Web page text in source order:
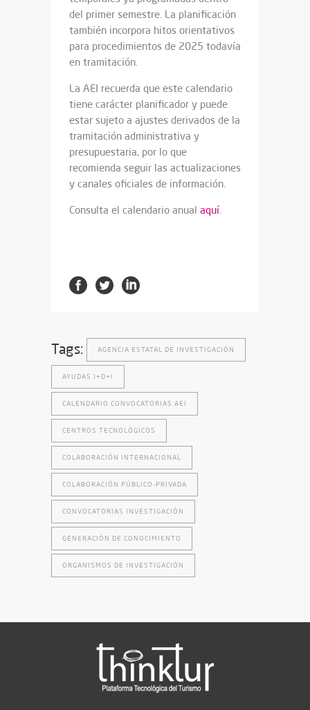
del primer semestre. La planificación
también incorpora hitos orientativos
para procedimientos de 2025 todavía
en tramitación.
La AEI recuerda que este calendario
tiene carácter planificador y puede
estar sujeto a ajustes derivados de la
tramitación administrativa y
presupuestaria, por lo que
recomienda seguir las actualizaciones
y canales oficiales de información.
Consulta el calendario anual aquí.
Tags: AGENCIA ESTATAL DE INVESTIGACIÓN
AYUDAS I+D+I
CALENDARIO CONVOCATORIAS AEI
CENTROS TECNOLÓGICOS
COLABORACIÓN INTERNACIONAL
COLABORACIÓN PÚBLICO-PRIVADA
CONVOCATORIAS INVESTIGACIÓN
GENERACIÓN DE CONOCIMIENTO
ORGANISMOS DE INVESTIGACIÓN